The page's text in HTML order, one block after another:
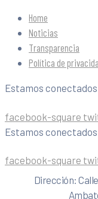
Home
Noticias
Transparencia
Política de
Estamos conectados
facebook-square
Estamos conectados
facebook-square
Dirección: